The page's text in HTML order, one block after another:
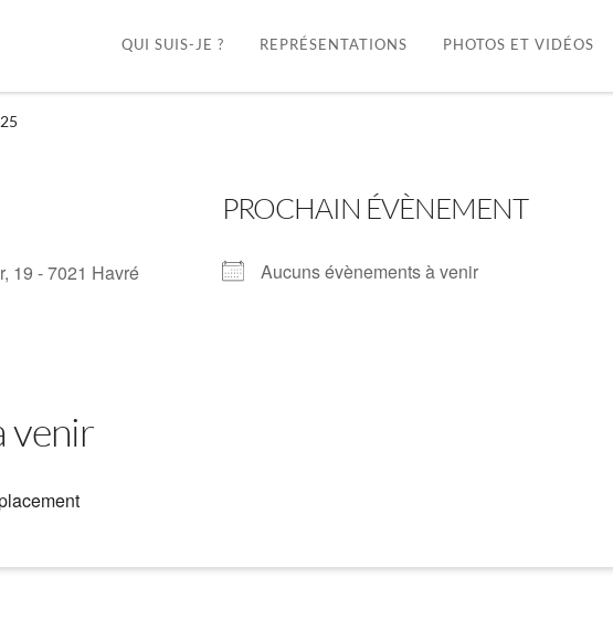
QUI SUIS-JE ? REPRÉSENTATIONS PHOTOS ET VIDÉOS
19 - 7021 Havré
PROCHAIN ÉVÈNEMENT
Aucuns évènements à venir
venir